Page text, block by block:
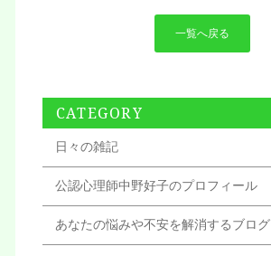
一覧へ戻る
CATEGORY
日々の雑記
公認心理師中野好子のプロフィール
あなたの悩みや不安を解消するブログ